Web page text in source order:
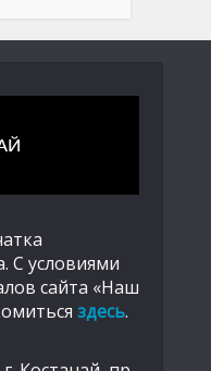
С условиями
сайта «Наш
здесь.